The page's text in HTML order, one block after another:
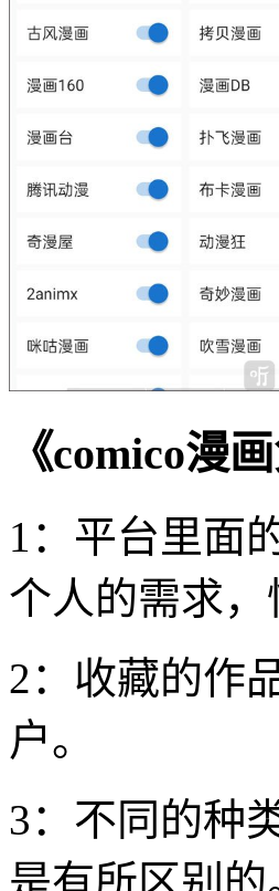
《comico漫
1：平台里面
个人的需求
2：收藏的作
户。
3：不同的种